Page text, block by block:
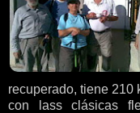
recuperado, tiene 210
con lass clásicas